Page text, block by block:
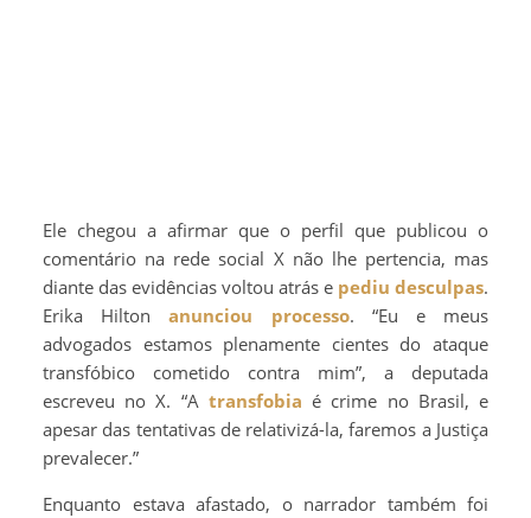
Ele chegou a afirmar que o perfil que publicou o
comentário na rede social X não lhe pertencia, mas
diante das evidências voltou atrás e pediu desculpas.
Erika Hiltonanunciou processo. “Eu e meus
advogados estamos plenamente cientes do ataque
transfóbico cometido contra mim”, a deputada
escreveu no X. “A transfobia é crime no Brasil, e
apesar das tentativas de relativizá-la, faremos a Justiça
prevalecer.”
Enquanto estava afastado, o narrador também foi